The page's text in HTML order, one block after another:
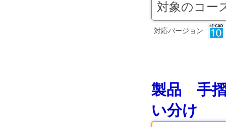
対象のコー
対応バージョン
製品 手摺
い分け